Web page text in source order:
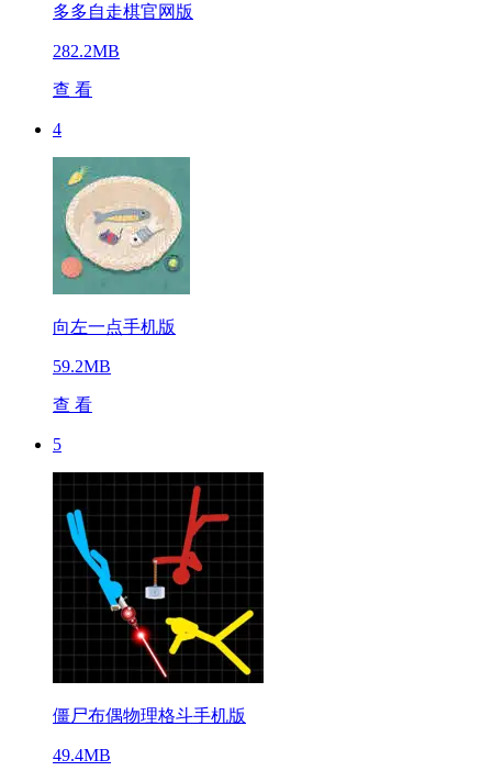
多多自走棋官网版
282.2MB
查 看
4
向左一点手机版
59.2MB
查 看
5
僵尸布偶物理格斗手机版
49.4MB